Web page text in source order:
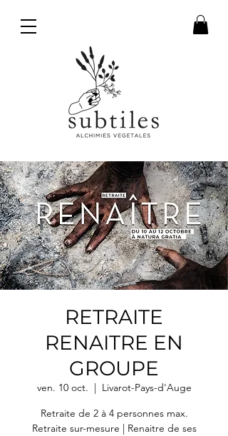
RETRAITE
RENAITRE EN
GROUPE
ven. 10 oct.
Livarot-Pays-d'Auge
Retraite de 2 à 4 personnes max.
Retraite sur-mesure | Renaitre de ses